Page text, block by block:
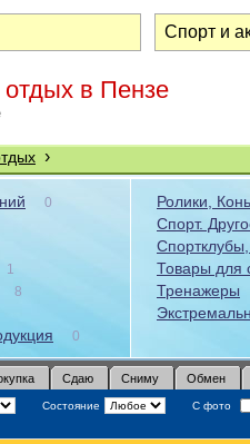
в Пензе
›
0
1
8
0
Ролики,
Спорт.
Товары для
Тренажеры
Сдаю Сниму Обмен
Состояние С фото